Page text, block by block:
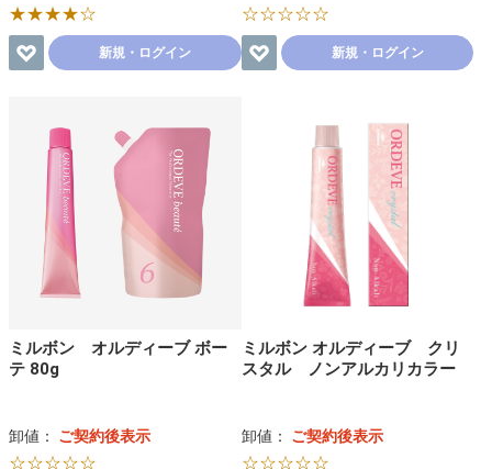
★★★★☆
新規・ログイン
☆☆☆☆☆
新規・ログイン
ミルボン オルディーブ ボー
テ 80g
卸値： ご契約後表示
☆☆☆☆☆
ミルボン オルディーブ クリ
スタル ノンアルカリカラー
卸値： ご契約後表示
☆☆☆☆☆